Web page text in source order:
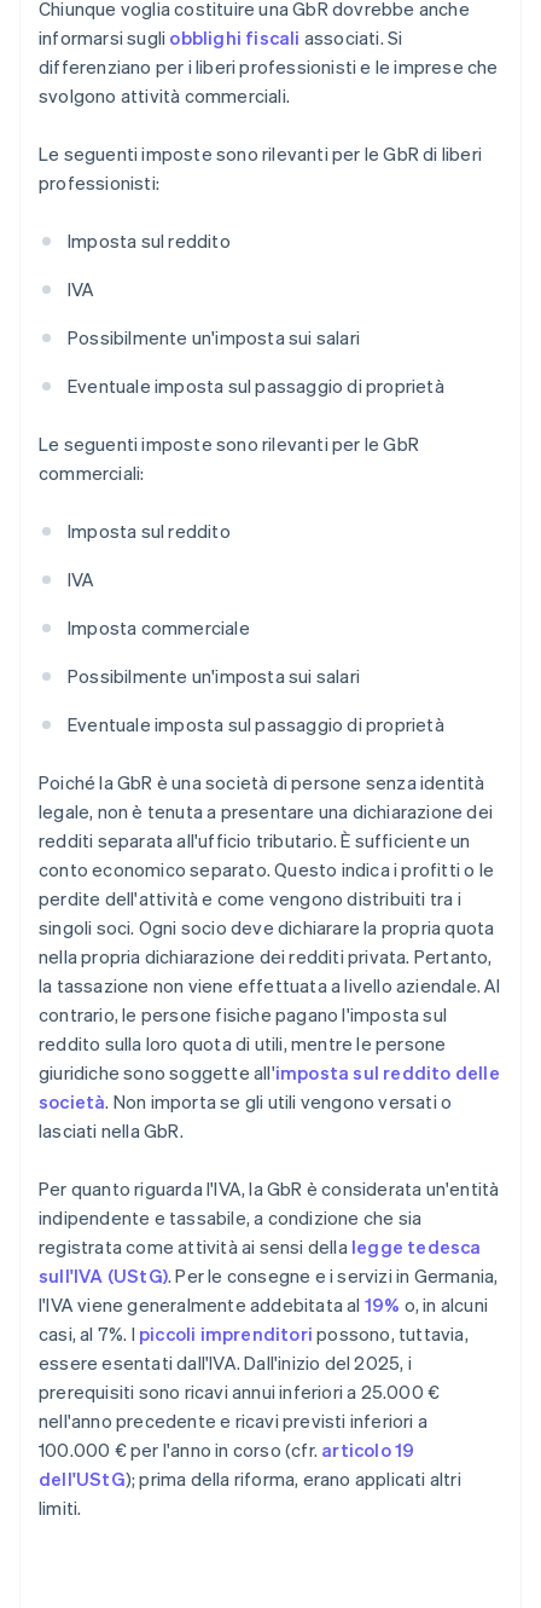
Chiunque voglia costituire una GbR dovrebbe anche
informarsi sugli obblighi fiscali associati. Si
differenziano per i liberi professionisti e le imprese che
svolgono attività commerciali.
Le seguenti imposte sono rilevanti per le GbR di liberi
professionisti:
Imposta sul reddito
IVA
Possibilmente un'imposta sui salari
Eventuale imposta sul passaggio di proprietà
Le seguenti imposte sono rilevanti per le GbR
commerciali:
Imposta sul reddito
IVA
Imposta commerciale
Possibilmente un'imposta sui salari
Eventuale imposta sul passaggio di proprietà
Poiché la GbR è una società di persone senza identità
legale, non è tenuta a presentare una dichiarazione dei
redditi separata all'ufficio tributario. È sufficiente un
conto economico separato. Questo indica i profitti o le
perdite dell'attività e come vengono distribuiti tra i
singoli soci. Ogni socio deve dichiarare la propria quota
nella propria dichiarazione dei redditi privata. Pertanto,
la tassazione non viene effettuata a livello aziendale. Al
contrario, le persone fisiche pagano l'imposta sul
reddito sulla loro quota di utili, mentre le persone
giuridiche sono soggette all'imposta sul reddito delle
società. Non importa se gli utili vengono versati o
lasciati nella GbR.
Per quanto riguarda l'IVA, la GbR è considerata un'entità
indipendente e tassabile, a condizione che sia
registrata come attività ai sensi della legge tedesca
sull'IVA (UStG). Per le consegne e i servizi in Germania,
l'IVA viene generalmente addebitata al 19% o, in alcuni
casi, al 7%. I piccoli imprenditori possono, tuttavia,
essere esentati dall'IVA. Dall'inizio del 2025, i
prerequisiti sono ricavi annui inferiori a 25.000 €
nell'anno precedente e ricavi previsti inferiori a
100.000 € per l'anno in corso (cfr. articolo 19
dell'UStG); prima della riforma, erano applicati altri
limiti.